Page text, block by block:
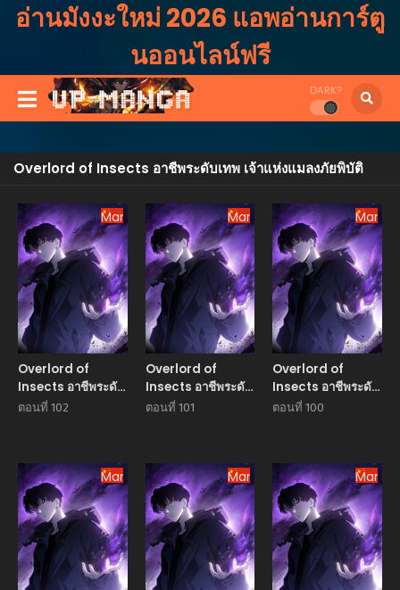
อ่านมังงะใหม่ 2026 แอพอ่านการ์ตู
นออนไลน์ฟรี
DARK?
Overlord of Insects อาชีพระดับเทพ เจ้าแห่งแมลงภัยพิบัติ
Manhua
Overlord of
Insects อาชีพระดับ
เทพ เจ้าแห่งแมลงภัย
ตอนที่ 102
Manhua
Overlord of
Insects อาชีพระดับ
เทพ เจ้าแห่งแมลงภัย
ตอนที่ 101
Overlord of
Insects อาชีพระดับ
เทพ เจ้าแห่งแมลงภัย
ตอนที่ 100
Manhua Manhua